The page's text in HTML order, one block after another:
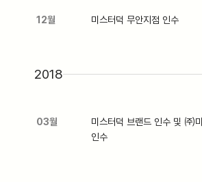
12월 미스터덕 무안지점 인수
2018
03월
미스터덕 브랜드 인수 및 ㈜
인수